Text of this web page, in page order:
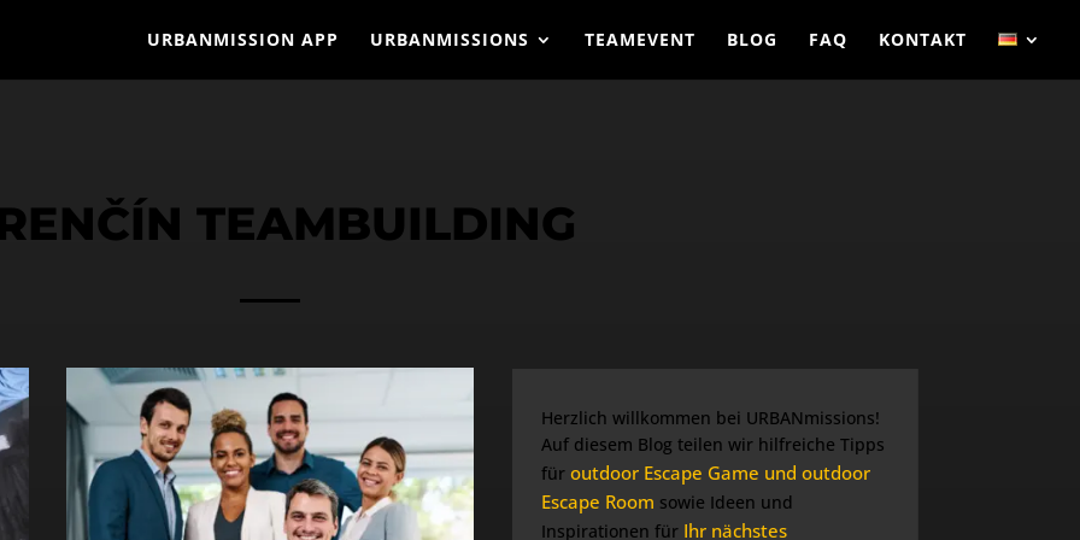
URBANMISSION APP URBANMISSIONS TEAMEVENT BLOG FAQ KONTAKT
TEAMBUILDING
Herzlich willkommen bei URBANmissions!
Auf diesem Blog teilen wir hilfreiche Tipps
für outdoor Escape Game und outdoor
Escape Room sowie Ideen und
Inspirationen für Ihr nächstes